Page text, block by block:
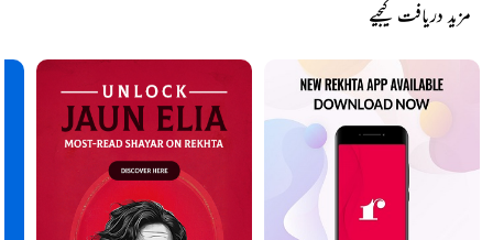
مزید دریافت کیجیے